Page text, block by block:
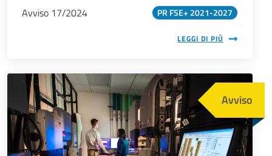
Avviso 17/2024 PR FSE+ 2021-2027
LEGGI DI PIÙ
Immagine
Avviso